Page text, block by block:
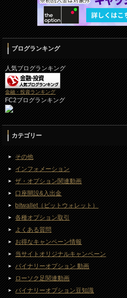
ブログランキング
人気ブログランキング
金融・投資ランキング
FC2ブログランキング
カテゴリー
その他
インフォメーション
ザ・オプション関連動画
口座開設&入出金
bitwallet（ビットウォレット）
各種オプション取引
よくある質問
お得なキャンペーン情報
当サイトオリジナルキャンペーン
バイナリーオプション 動画
ローソク足関連動画
バイナリーオプション豆知識